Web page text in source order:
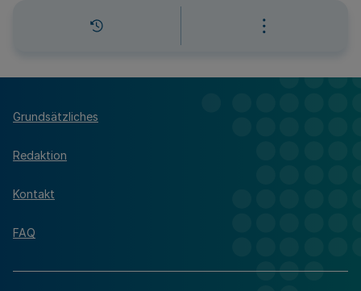
Grundsätzliches
Redaktion
Kontakt
FAQ